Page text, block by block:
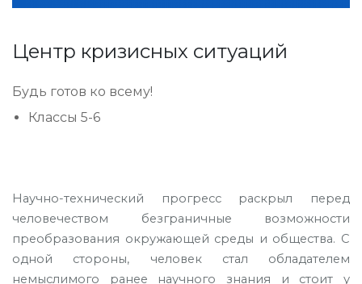
Центр кризисных ситуаций
Будь готов ко всему!
Классы 5-6
Научно-технический прогресс раскрыл перед
человечеством безграничные возможности
преобразования окружающей среды и общества. С
одной стороны, человек стал обладателем
немыслимого ранее научного знания и стоит у